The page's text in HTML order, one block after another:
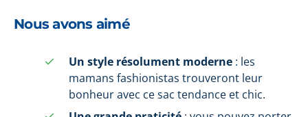
Nous avons aimé
Un style résolument moderne : les
mamans fashionistas trouveront leur
bonheur avec ce sac tendance et chic.